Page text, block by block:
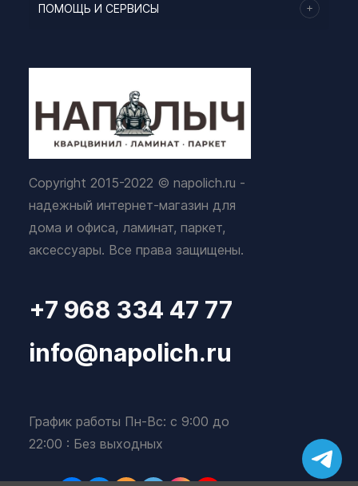
ПОМОЩЬ И СЕРВИСЫ
Copyright 2015-2022 © napolich.ru -
надежный интернет-магазин для
дома и офиса, ламинат, паркет,
аксессуары. Все права защищены.
+7 968 334 47 77
info@napolich.ru
График работы Пн-Вс: с 9:00 до
22:00 : Без выходных